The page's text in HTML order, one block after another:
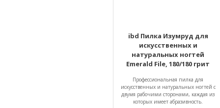
ibd Пилка Изумруд для
искусственных и
натуральных ногтей
Emerald File, 180/180 грит
Профессиональная пилка для
искусственных и натуральных ногтей с
двумя рабочими сторонами, каждая из
которых имеет абразивность.